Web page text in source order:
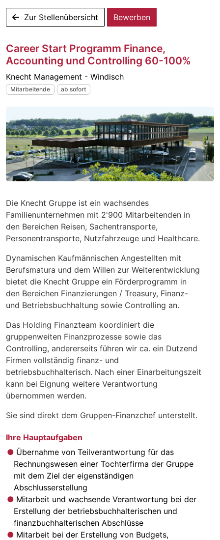
Zur Stellenübersicht Bewerben
Career Start Programm Finance,
Accounting und Controlling 60-100%
Knecht Management - Windisch
Mitarbeitende ab sofort
Die Knecht Gruppe ist ein wachsendes
Familienunternehmen mit 2'900 Mitarbeitenden in
den Bereichen Reisen, Sachentransporte,
Personentransporte, Nutzfahrzeuge und Healthcare.
Dynamischen Kaufmännischen Angestellten mit
Berufsmatura und dem Willen zur Weiterentwicklung
bietet die Knecht Gruppe ein Förderprogramm in
den Bereichen Finanzierungen / Treasury, Finanz-
und Betriebsbuchhaltung sowie Controlling an.
Das Holding Finanzteam koordiniert die
gruppenweiten Finanzprozesse sowie das
Controlling, andererseits führen wir ca. ein Dutzend
Firmen vollständig finanz- und
betriebsbuchhalterisch. Nach einer Einarbeitungszeit
kann bei Eignung weitere Verantwortung
übernommen werden.
Sie sind direkt dem Gruppen-Finanzchef unterstellt.
Ihre Hauptaufgaben
Übernahme von Teilverantwortung für das
Rechnungswesen einer Tochterfirma der Gruppe
mit dem Ziel der eigenständigen
Abschlusserstellung
Mitarbeit und wachsende Verantwortung bei der
Erstellung der betriebsbuchhalterischen und
finanzbuchhalterischen Abschlüsse
Mitarbeit bei der Erstellung von Budgets,